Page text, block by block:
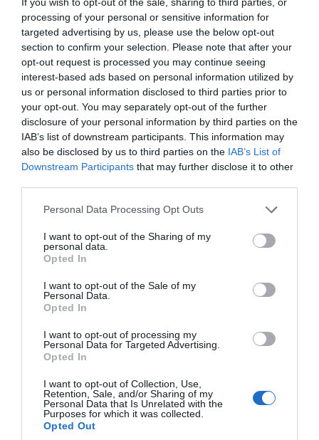
processing of your personal or sensitive information for
targeted advertising by us, please use the below opt-out
section to confirm your selection. Please note that after your
opt-out request is processed you may continue seeing
interest-based ads based on personal information utilized by
us or personal information disclosed to third parties prior to
your opt-out. You may separately opt-out of the further
disclosure of your personal information by third parties on the
IAB’s list of downstream participants. This information may
also be disclosed by us to third parties on the IAB’s List of
Downstream Participants that may further disclose it to other
Please note that this website/app uses one or more Google
not limited to your visit or usage behaviour. You may click to
grant or deny consent to Google and its third-party tags to
use your data for below specified purposes in below Google
consent section.
Personal Data Processing Opt Outs
I want to opt-out of the Sharing of my
personal data.
Opted In
I want to opt-out of the Sale of my
Personal Data.
Opted In
I want to opt-out of processing my
Personal Data for Targeted Advertising.
Opted In
I want to opt-out of Collection, Use,
Retention, Sale, and/or Sharing of my
Personal Data that Is Unrelated with the
Purposes for which it was collected.
Opted Out